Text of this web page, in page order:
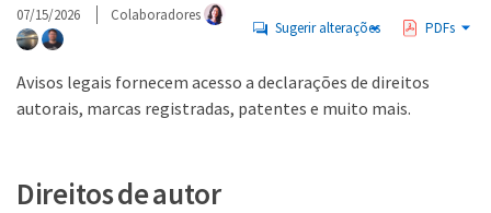
07/15/2026 Colaboradores
Sugerir alterações PDFs
Avisos legais fornecem acesso a declarações de direitos
autorais, marcas registradas, patentes e muito mais.
Direitos de autor